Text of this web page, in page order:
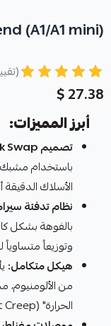
(A1/A1 mini)
27.38 $
أبرز المميزات:
تصميم Quick Swap:
باستخدام
الأسلاك الدقيقة
نظام تدفئة
بالفوهة بشكل
وتوزيعاً
هيكل متكامل:
من
الحرارة" (Heat Creep) الذي يسبب الانسدادات.